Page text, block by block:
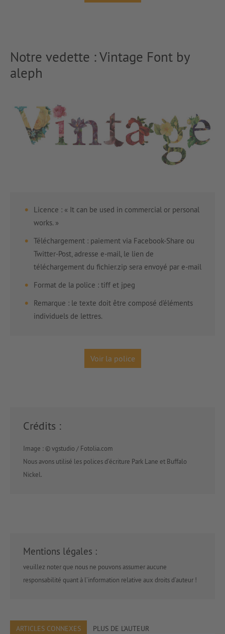
Notre vedette : Vintage Font by
aleph
Licence : « It can be used in commercial or personal
works. »
Téléchargement : paiement via Facebook-Share ou
Twitter-Post, adresse e-mail, le lien de
téléchargement du fichier.zip sera envoyé par e-mail
Format de la police : tiff et jpeg
Remarque : le texte doit être composé d’éléments
individuels de lettres.
Voir la police
Crédits :
Image : © vgstudio / Fotolia.com
Nous avons utilisé les polices d’écriture Park Lane et Buffalo
Nickel.
Mentions légales :
veuillez noter que nous ne pouvons assumer aucune
responsabilité quant à l’information relative aux droits d’auteur !
ARTICLES CONNEXES PLUS DE L'AUTEUR